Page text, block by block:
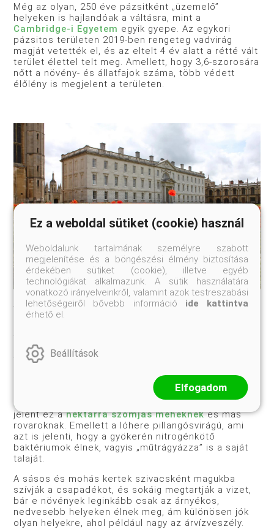
Még az olyan, 250 éve pázsitként „üzemelő”
helyeken is hajlandóak a váltásra, mint a
Cambridge-i Egyetem egyik gyepe. Az egykori
pázsitos területen 2019-ben rengeteg vadvirág
magját vetették el, és az eltelt 4 év alatt a rétté vált
terület élettel telt meg. Amellett, hogy 3,6-szorosára
nőtt a növény- és állatfajok száma, több védett
élőlény is megjelent a területen.
Az efféle vadabbra váltást különösen a fiatal,
környezettudatosabb generációk vállalják fel. A
szólhatják meg azt, akinél fű helyett hasonlóan kis
termetű lóhere zöldell a kertben. A legelterjedtebb
környezeti tűrőképessége, ráadásul a beporzók
számára is rengeteg nektárt termel.
rendkívül nagy segítséget
jelent ez anektárra szomjas méheknekés más
rovaroknak. Emellett a lóhere pillangósvirágú, ami
azt is jelenti, hogy a gyökerén nitrogénkötő
baktériumok élnek, vagyis „műtrágyázza” is a saját
talaját.
A sásos és mohás kertek szivacsként magukba
szívják a csapadékot, és sokáig megtartják a vizet,
bár e növények leginkább csak az árnyékos,
nedvesebb helyeken élnek meg, ám különösen jók
olyan helyekre, ahol például nagy az árvízveszély.
Ez a weboldal sütiket (cookie) használ
Weboldalunk tartalmának személyre szabott
megjelenítése és a böngészési élmény biztosítása
érdekében sütiket (cookie), illetve egyéb
technológiákat alkalmazunk. A sütik használatára
vonatkozó irányelveinkről, valamint azok testreszabási
lehetőségeiről bővebb információ ide kattintva
érhető el.
Beállítások
Elfogadom